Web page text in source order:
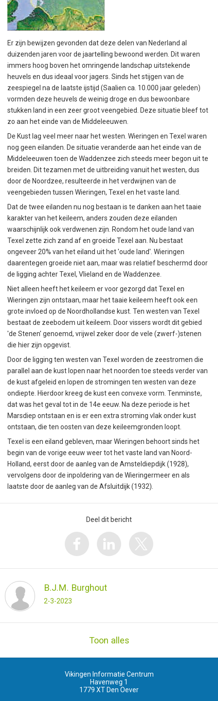
Er zijn bewijzen gevonden dat deze delen van Nederland al
duizenden jaren voor de jaartelling bewoond werden. Dit waren
immers hoog boven het omringende landschap uitstekende
heuvels en dus ideaal voor jagers. Sinds het stijgen van de
zeespiegel na de laatste ijstijd (Saalien ca. 10.000 jaar geleden)
vormden deze heuvels de weinig droge en dus bewoonbare
stukken land in een zeer groot veengebied. Deze situatie bleef tot
zo aan het einde van de Middeleeuwen.
De Kust lag veel meer naar het westen. Wieringen en Texel waren
nog geen eilanden. De situatie veranderde aan het einde van de
Middeleeuwen toen de Waddenzee zich steeds meer begon uit te
breiden. Dit tezamen met de uitbreiding vanuit het westen, dus
door de Noordzee, resulteerde in het verdwijnen van de
veengebieden tussen Wieringen, Texel en het vaste land.
Dat de twee eilanden nu nog bestaan is te danken aan het taaie
karakter van het keileem, anders zouden deze eilanden
waarschijnlijk ook verdwenen zijn. Rondom het oude land van
Texel zette zich zand af en groeide Texel aan. Nu bestaat
ongeveer 20% van het eiland uit het 'oude land'. Wieringen
daarentegen groeide niet aan, maar was relatief beschermd door
de ligging achter Texel, Vlieland en de Waddenzee.
Niet alleen heeft het keileem er voor gezorgd dat Texel en
Wieringen zijn ontstaan, maar het taaie keileem heeft ook een
grote invloed op de Noordhollandse kust. Ten westen van Texel
bestaat de zeebodem uit keileem. Door vissers wordt dit gebied
'de Stenen' genoemd, vrijwel zeker door de vele (zwerf-)stenen
die hier zijn opgevist.
Door de ligging ten westen van Texel worden de zeestromen die
parallel aan de kust lopen naar het noorden toe steeds verder van
de kust afgeleid en lopen de stromingen ten westen van deze
ondiepte. Hierdoor kreeg de kust een convexe vorm. Tenminste,
dat was het geval tot in de 14e eeuw. Na deze periode is het
Marsdiep ontstaan en is er een extra stroming vlak onder kust
ontstaan, die ten oosten van deze keileemgronden loopt.
Texel is een eiland gebleven, maar Wieringen behoort sinds het
begin van de vorige eeuw weer tot het vaste land van Noord-
Holland, eerst door de aanleg van de Amsteldiepdijk (1928),
vervolgens door de inpoldering van de Wieringermeer en als
laatste door de aanleg van de Afsluitdijk (1932).
Deel dit bericht
B.J.M. Burghout
2-3-2023
Toon alles
Vikingen Informatie Centrum
Havenweg 1
1779 XT Den Oever